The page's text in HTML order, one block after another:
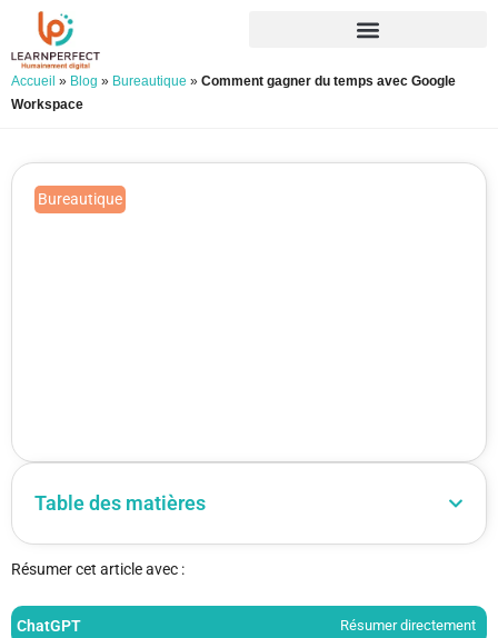
Accueil » Blog » Bureautique » Comment gagner du temps avec Google
Workspace
Bureautique
Table des matières
Résumer cet article avec :
ChatGPT Résumer directement